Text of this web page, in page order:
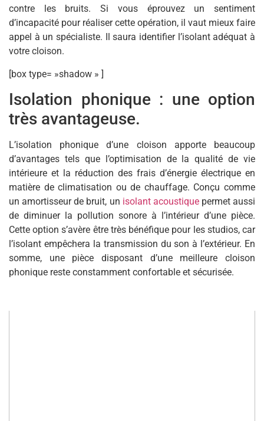
contre les bruits. Si vous éprouvez un sentiment
d’incapacité pour réaliser cette opération, il vaut mieux faire
appel à un spécialiste. Il saura identifier l’isolant adéquat à
votre cloison.
[box type= »shadow » ]
Isolation phonique : une option
très avantageuse.
L’isolation phonique d’une cloison apporte beaucoup
d’avantages tels que l’optimisation de la qualité de vie
intérieure et la réduction des frais d’énergie électrique en
matière de climatisation ou de chauffage. Conçu comme
un amortisseur de bruit, un isolant acoustiquepermet aussi
de diminuer la pollution sonore à l’intérieur d’une pièce.
Cette option s’avère être très bénéfique pour les studios, car
l’isolant empêchera la transmission du son à l’extérieur. En
somme, une pièce disposant d’une meilleure cloison
phonique reste constamment confortable et sécurisée.